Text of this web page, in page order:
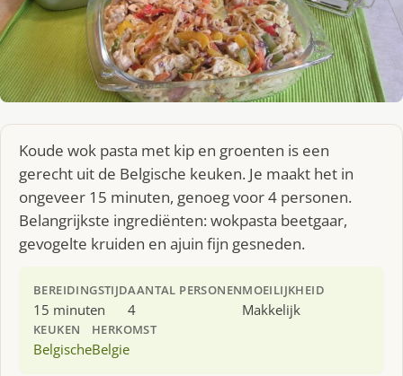
Koude wok pasta met kip en groenten is een
gerecht uit de Belgische keuken. Je maakt het in
ongeveer 15 minuten, genoeg voor 4 personen.
Belangrijkste ingrediënten: wokpasta beetgaar,
gevogelte kruiden en ajuin fijn gesneden.
BEREIDINGSTIJD
15 minuten
AANTAL PERSONEN
4
MOEILIJKHEID
Makkelijk
KEUKEN
Belgische
HERKOMST
Belgie